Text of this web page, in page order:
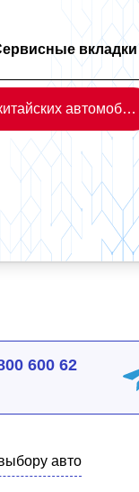
вкладки
Каталог китайских автомобилей
600 62
авто